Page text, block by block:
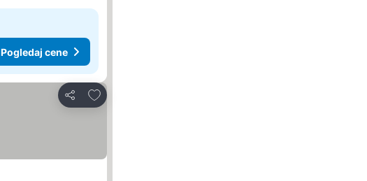
Pogledaj cene
Deli
Dodati u favorite